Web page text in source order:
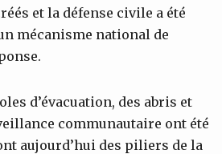
et la défense civile a été
mécanisme national de
d’évacuation, des abris et
communautaire ont été
aujourd’hui des piliers de la